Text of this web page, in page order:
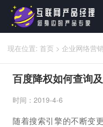
现在位置: 首页 > 企业网络营销
百度降权如何查询
时间：2019-4-6
随着搜索引擎的不断变